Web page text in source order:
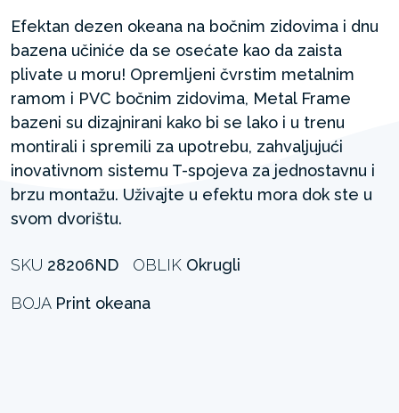
Efektan dezen okeana na bočnim zidovima i dnu
bazena učiniće da se osećate kao da zaista
plivate u moru! Opremljeni čvrstim metalnim
ramom i PVC bočnim zidovima, Metal Frame
bazeni su dizajnirani kako bi se lako i u trenu
montirali i spremili za upotrebu, zahvaljujući
inovativnom sistemu T-spojeva za jednostavnu i
brzu montažu. Uživajte u efektu mora dok ste u
svom dvorištu.
SKU 28206ND OBLIK Okrugli
BOJA Print okeana